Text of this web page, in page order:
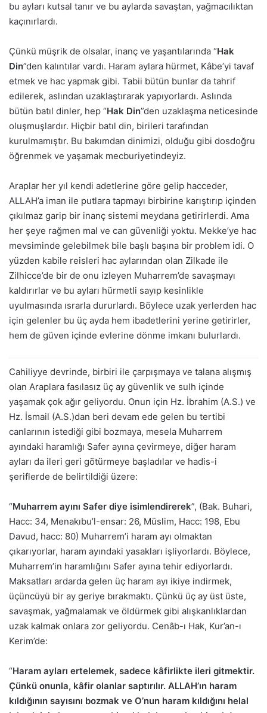
bu ayları kutsal tanır ve bu aylarda savaştan, yağmacılıktan
kaçınırlardı.
Çünkü müşrik de olsalar, inanç ve yaşantılarında “Hak
Din”den kalıntılar vardı. Haram aylara hürmet, Kâbe’yi tavaf
etmek ve hac yapmak gibi. Tabii bütün bunlar da tahrif
edilerek, aslından uzaklaştırarak yapıyorlardı. Aslında
bütün batıl dinler, hep “Hak Din”den uzaklaşma neticesinde
oluşmuşlardır. Hiçbir batıl din, birileri tarafından
kurulmamıştır. Bu bakımdan dinimizi, olduğu gibi dosdoğru
öğrenmek ve yaşamak mecburiyetindeyiz.
Araplar her yıl kendi adetlerine göre gelip hacceder,
ALLAH’a iman ile putlara tapmayı birbirine karıştırıp içinden
çıkılmaz garip bir inanç sistemi meydana getirirlerdi. Ama
her şeye rağmen mal ve can güvenliği yoktu. Mekke’ye hac
mevsiminde gelebilmek bile başlı başına bir problem idi. O
yüzden kabile reisleri hac aylarından olan Zilkade ile
Zilhicce’de bir de onu izleyen Muharrem’de savaşmayı
kaldırırlar ve bu ayları hürmetli sayıp kesinlikle
uyulmasında ısrarla dururlardı. Böylece uzak yerlerden hac
için gelenler bu üç ayda hem ibadetlerini yerine getirirler,
hem de güven içinde evlerine dönme imkanı bulurlardı.
Cahiliyye devrinde, birbiri ile çarpışmaya ve talana alışmış
olan Araplara fasılasız üç ay güvenlik ve sulh içinde
yaşamak çok ağır geliyordu. Onun için Hz. İbrahim (A.S.) ve
Hz. İsmail (A.S.)dan beri devam ede gelen bu tertibi
canlarının istediği gibi bozmaya, mesela Muharrem
ayındaki haramlığı Safer ayına çevirmeye, diğer haram
ayları da ileri geri götürmeye başladılar ve hadis-i
şeriflerde de belirtildiği üzere:
“Muharrem ayını Safer diye isimlendirerek”, (Bak. Buhari,
Hacc: 34, Menakıbu’l-ensar: 26, Müslim, Hacc: 198, Ebu
Davud, hacc: 80) Muharrem’i haram ayı olmaktan
çıkarıyorlar, haram ayındaki yasakları işliyorlardı. Böylece,
Muharrem’in haramlığını Safer ayına tehir ediyorlardı.
Maksatları ardarda gelen üç haram ayı ikiye indirmek,
üçüncüyü bir ay geriye bırakmaktı. Çünkü üç ay üst üste,
savaşmak, yağmalamak ve öldürmek gibi alışkanlıklardan
uzak kalmak onlara zor geliyordu. Cenâb-ı Hak, Kur’an-ı
Kerim’de:
“Haram ayları ertelemek, sadece kâfirlikte ileri gitmektir.
Çünkü onunla, kâfir olanlar saptırılır. ALLAH’ın haram
kıldığının sayısını bozmak ve O’nun haram kıldığını helal